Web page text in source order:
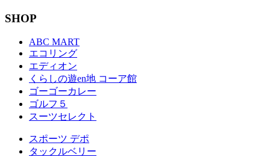
SHOP
ABC MART
エコリング
エディオン
くらしの遊en地 コーア館
ゴーゴーカレー
ゴルフ５
スーツセレクト
スポーツ デポ
タックルベリー